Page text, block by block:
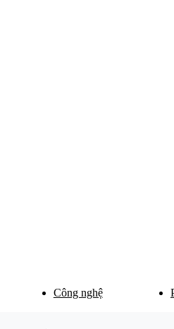
Công nghệ